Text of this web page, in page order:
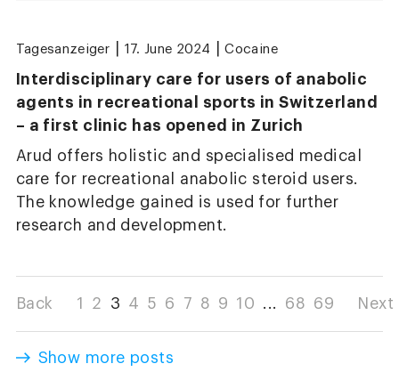
Tagesanzeiger 17. June 2024 Cocaine
Interdisciplinary care for users of anabolic
agents in recreational sports in Switzerland
– a first clinic has opened in Zurich
Arud offers holistic and specialised medical
care for recreational anabolic steroid users.
The knowledge gained is used for further
research and development.
Back 1 2 3 4 5 6 7 8 9 10 ... 68 69 Next
Show more posts